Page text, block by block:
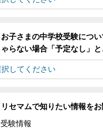
お子さまの中学校受験につ
ゃらない場合「予定なし」と
リセマムで知りたい情報をお
受験情報